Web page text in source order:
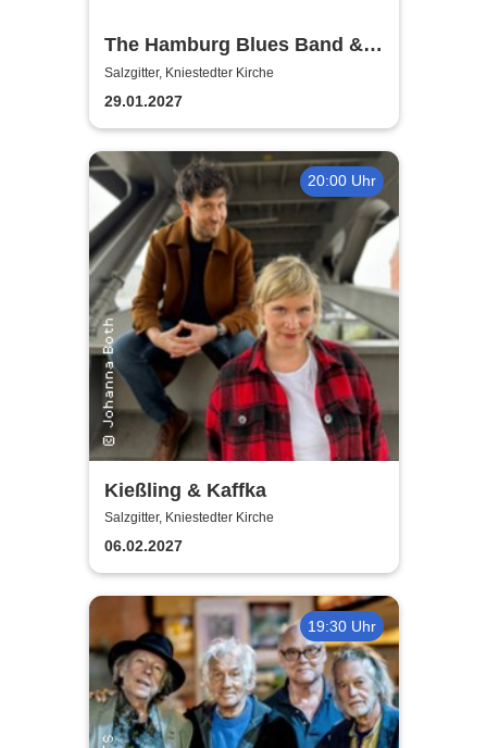
The Hamburg Blues Band &
Friends
Salzgitter, Kniestedter Kirche
29.01.2027
20:00 Uhr
Kießling & Kaffka
Salzgitter, Kniestedter Kirche
06.02.2027
19:30 Uhr